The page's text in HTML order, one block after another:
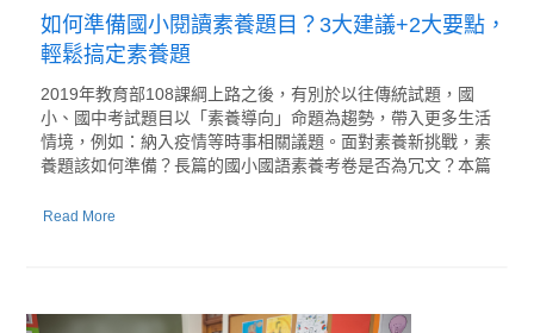
如何準備國小閱讀素養題目？3大建議+2大要點，
輕鬆搞定素養題
2019年教育部108課綱上路之後，有別於以往傳統試題，國
小、國中考試題目以「素養導向」命題為趨勢，帶入更多生活
情境，例如：納入疫情等時事相關議題。面對素養新挑戰，素
養題該如何準備？長篇的國小國語素養考卷是否為冗文？本篇
Read More